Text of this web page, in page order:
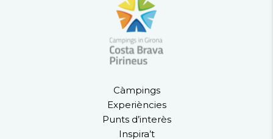
Càmpings
Experiències
Punts d’interès
Inspira’t